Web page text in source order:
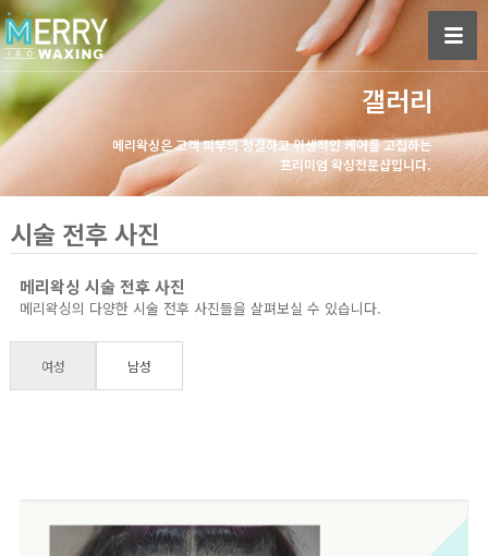
갤러리
메리왁싱은 고객 피부의 청결하고 위생적인 케어를 고집하는
프리미엄 왁싱전문샵입니다.
시술 전후 사진
메리왁싱 시술 전후 사진
메리왁싱의 다양한 시술 전후 사진들을 살펴보실 수 있습니다.
여성 남성